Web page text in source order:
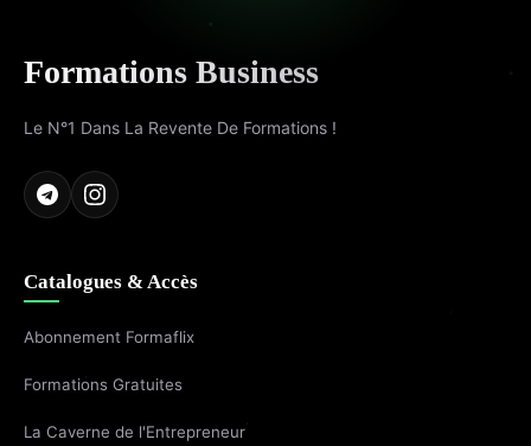
Formations Business
Le N°1 Dans La Revente De Formations !
Catalogues & Accès
Abonnement Formaflix
Formations Gratuites
La Caverne de l'Entrepreneur